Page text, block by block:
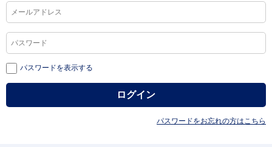
パスワードを表示する
パスワードをお忘れの方はこちら